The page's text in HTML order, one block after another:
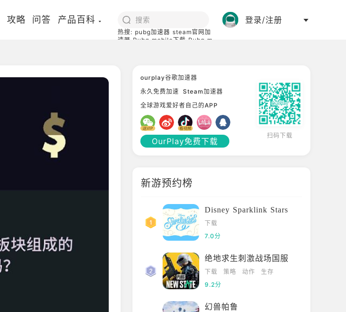
攻略 问答 产品百科
热搜: pubg加速器 steam官网加
速器 Pubg mobile下载 Pubg m
登录/注册
ourplay谷歌加速器
永久免费加速 Steam加速器
全球游戏爱好者自己的APP
OurPlay免费下载
扫码下载
新游预约榜
Disney Sparklink Stars
下载
7.0分
绝地求生刺激战场国服
下载 策略 动作
生存
9.2分
幻兽帕鲁